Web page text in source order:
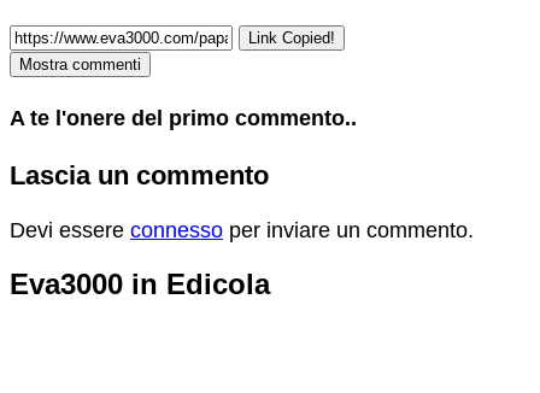
Link Copied!
Mostra commenti
A te l'onere del primo commento..
Lascia un commento
Devi essere connesso per inviare un commento.
Eva3000 in Edicola